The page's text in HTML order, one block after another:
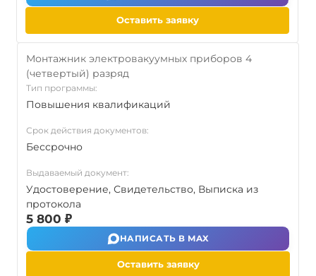
Оставить заявку
Монтажник электровакуумных приборов 4
(четвертый) разряд
Тип программы:
Повышения квалификаций
Срок действия документов:
Бессрочно
Выдаваемый документ:
Удостоверение, Свидетельство, Выписка из
протокола
5 800 ₽
НАПИСАТЬ В MAX
Оставить заявку